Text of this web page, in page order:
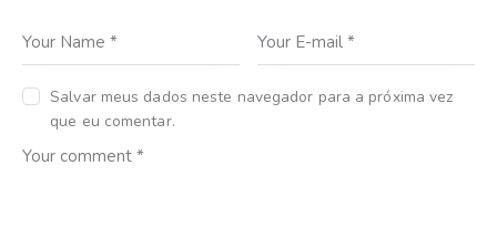
Salvar meus dados neste navegador para a próxima vez
que eu comentar.